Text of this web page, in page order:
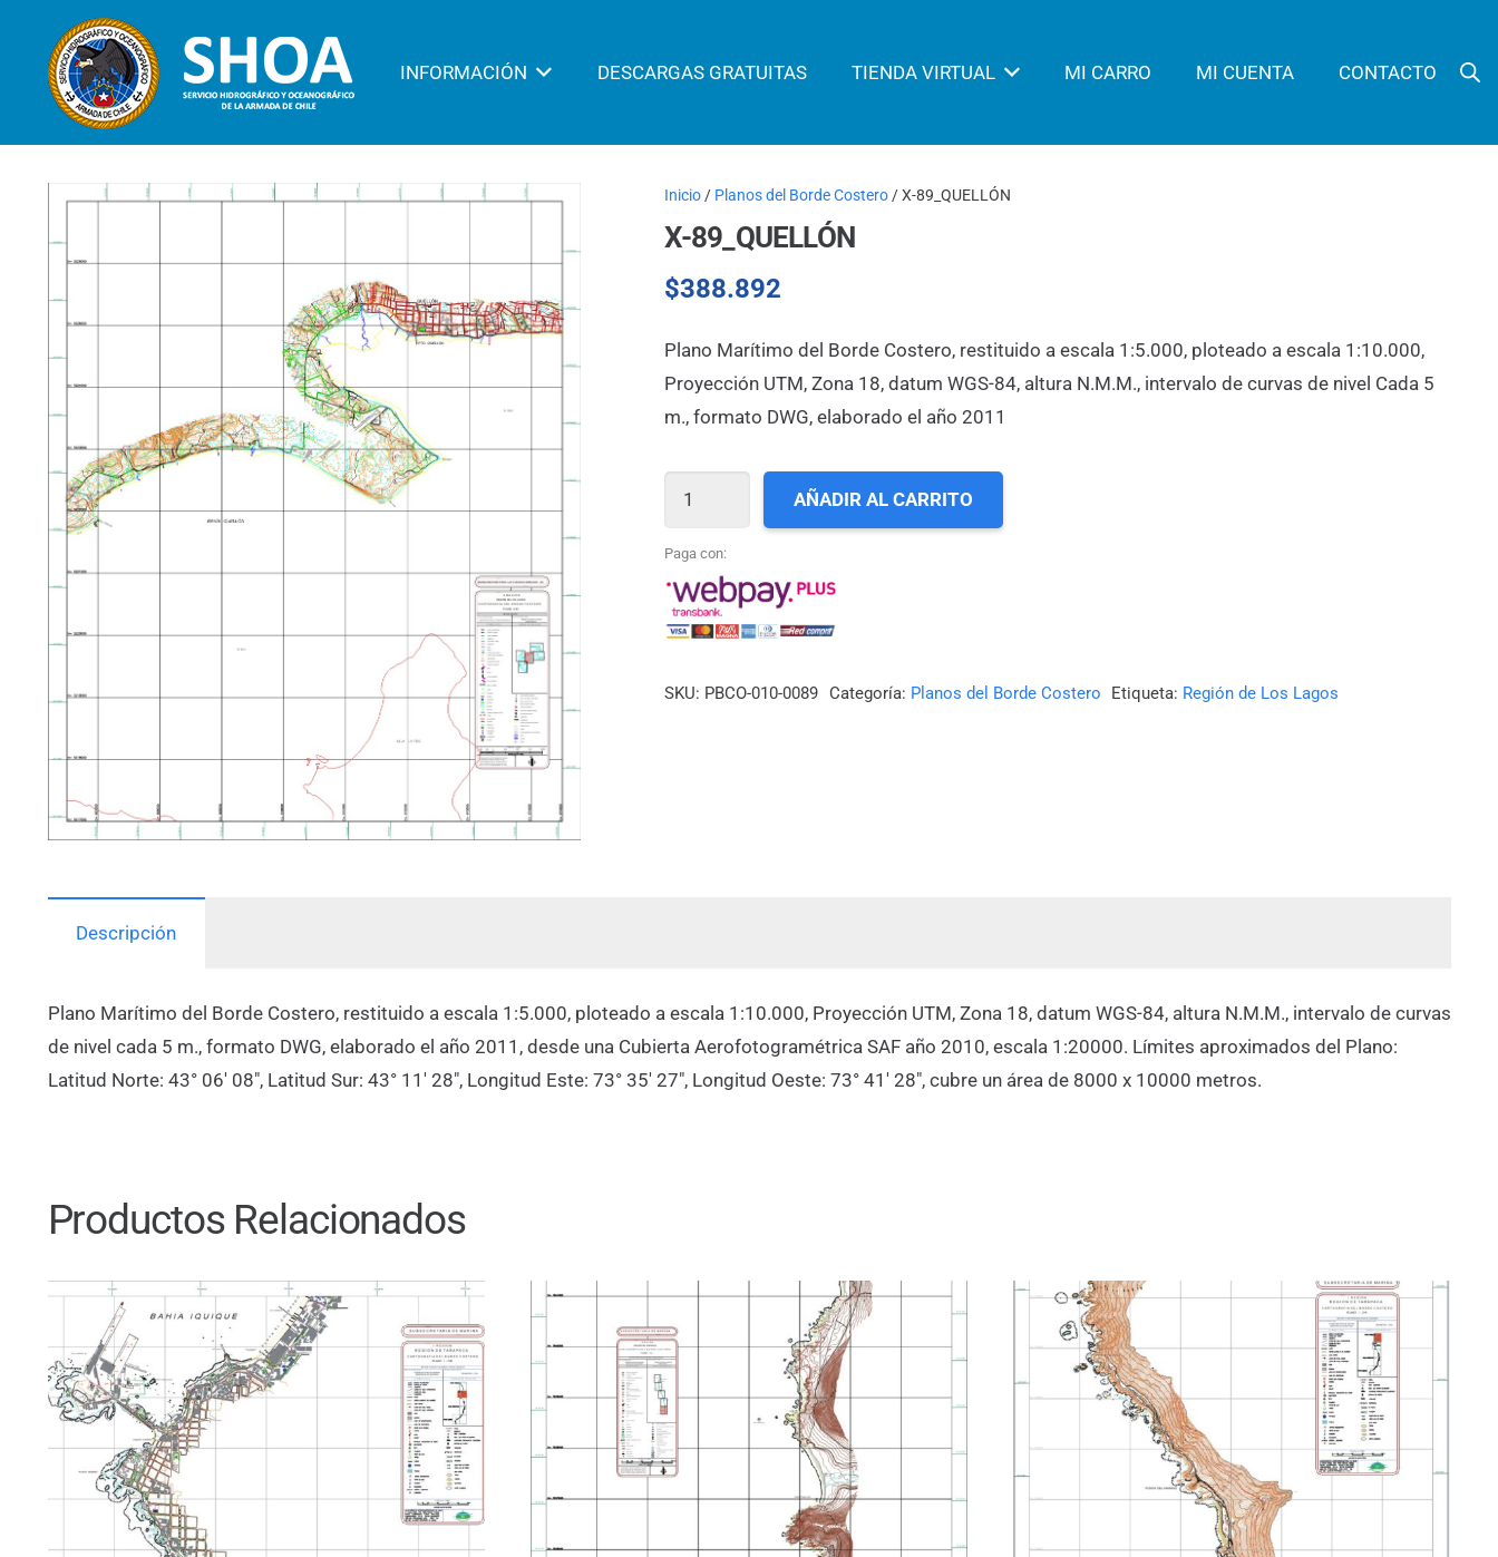
INFORMACIÓN DESCARGAS GRATUITAS TIENDA VIRTUAL MI CARRO MI CUENTA CONTACTO
Inicio / Planos del Borde Costero / X-89_QUELLÓN
X-89_QUELLÓN
$388.892
Plano Marítimo del Borde Costero, restituido a escala 1:5.000, ploteado a escala 1:10.000,
Proyección UTM, Zona 18, datum WGS-84, altura N.M.M., intervalo de curvas de nivel Cada 5
m., formato DWG, elaborado el año 2011
89_QUELLÓN
cantidad
AÑADIR AL CARRITO
Paga con:
SKU: PBCO-010-0089 Categoría: Planos del Borde Costero Etiqueta: Región de Los Lagos
Descripción
Plano Marítimo del Borde Costero, restituido a escala 1:5.000, ploteado a escala 1:10.000, Proyección UTM, Zona 18, datum WGS-84, altura N.M.M., intervalo de curvas
de nivel cada 5 m., formato DWG, elaborado el año 2011, desde una Cubierta Aerofotogramétrica SAF año 2010, escala 1:20000. Límites aproximados del Plano:
Latitud Norte: 43° 06′ 08″, Latitud Sur: 43° 11′ 28″, Longitud Este: 73° 35′ 27″, Longitud Oeste: 73° 41′ 28″, cubre un área de 8000 x 10000 metros.
Productos Relacionados